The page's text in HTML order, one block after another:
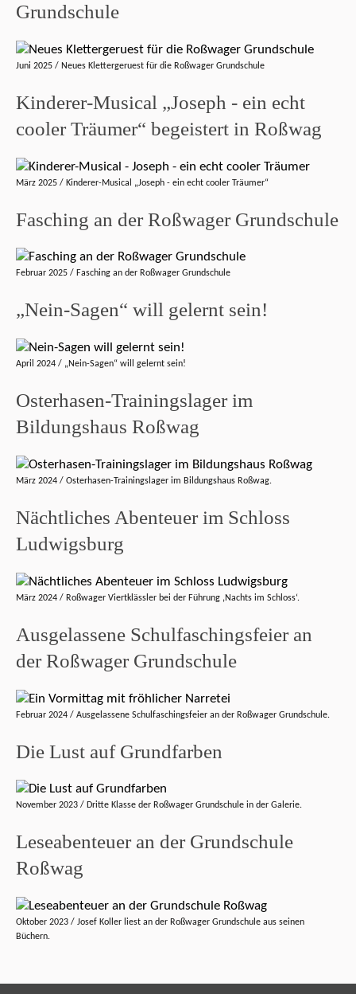
Grundschule
Juni 2025 / Neues Klettergeruest für die Roßwager Grundschule
Kinderer-Musical „Joseph - ein echt
cooler Träumer“ begeistert in Roßwag
März 2025 / Kinderer-Musical „Joseph - ein echt cooler Träumer“
Fasching an der Roßwager Grundschule
Februar 2025 / Fasching an der Roßwager Grundschule
„Nein-Sagen“ will gelernt sein!
April 2024 / „Nein-Sagen“ will gelernt sein!
Osterhasen-Trainingslager im
Bildungshaus Roßwag
März 2024 / Osterhasen-Trainingslager im Bildungshaus Roßwag.
Nächtliches Abenteuer im Schloss
Ludwigsburg
März 2024 / Roßwager Viertklässler bei der Führung ‚Nachts im Schloss‘.
Ausgelassene Schulfaschingsfeier an
der Roßwager Grundschule
Februar 2024 / Ausgelassene Schulfaschingsfeier an der Roßwager Grundschule.
Die Lust auf Grundfarben
November 2023 / Dritte Klasse der Roßwager Grundschule in der Galerie.
Leseabenteuer an der Grundschule
Roßwag
Oktober 2023 / Josef Koller liest an der Roßwager Grundschule aus seinen
Büchern.